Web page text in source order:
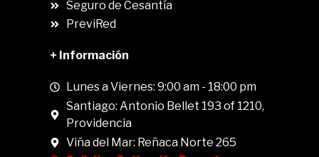
Seguro de Cesantía
PreviRed
+ Información
Lunes a Viernes: 9:00 am - 18:00 pm
Santiago: Antonio Bellet 193 of 1210,
Providencia
Viña del Mar: Reñaca Norte 265